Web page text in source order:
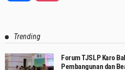
Trending
Forum TJSLP Karo
Pembangunan dan